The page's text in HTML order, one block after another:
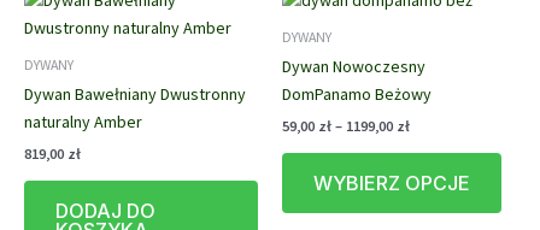
można
wybrać
na
stronie
produktu
DYWANY
Dywan Bawełniany Dwustronny
naturalny Amber
819,00 zł
DODAJ DO
DYWANY
Dywan Nowoczesny
DomPanamo Beżowy
59,00 zł – 1199,00 złZakres
59,00 zł
WYBIERZ OPCJE
Ten
ma